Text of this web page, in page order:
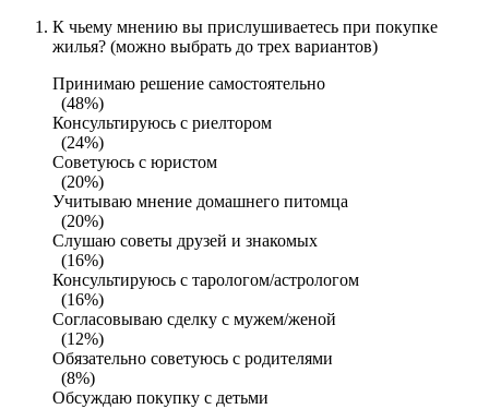
К чьему мнению вы прислушиваетесь при покупке
жилья? (можно выбрать до трех вариантов)
Принимаю решение самостоятельно
(48%)
Консультируюсь с риелтором
(24%)
Советуюсь с юристом
(20%)
Учитываю мнение домашнего питомца
(20%)
Слушаю советы друзей и знакомых
(16%)
Консультируюсь с тарологом/астрологом
(16%)
Согласовываю сделку с мужем/женой
(12%)
Обязательно советуюсь с родителями
(8%)
Обсуждаю покупку с детьми